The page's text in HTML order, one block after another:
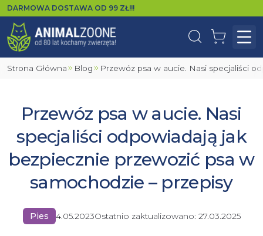
DARMOWA DOSTAWA OD 99 ZŁ!!!
WyszukajKoszyk
Strona Główna Blog Przewóz psa w aucie. Nasi specjaliści
Przewóz psa w aucie. Nasi
specjaliści odpowiadają jak
bezpiecznie przewozić psa w
samochodzie – przepisy
Pies 4.05.2023Ostatnio zaktualizowano: 27.03.2025